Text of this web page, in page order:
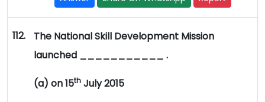
112.
The National Skill Development Mission
launched ___________ .
(a) on 15thJuly 2015